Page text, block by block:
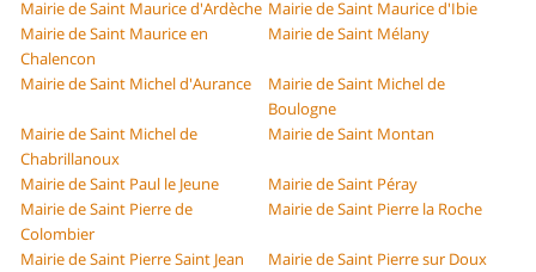
Mairie de Saint Maurice d'Ardèche Mairie de Saint Maurice d'Ibie
Mairie de Saint Maurice en
Chalencon
Mairie de Saint Mélany
Mairie de Saint Michel d'Aurance
Mairie de Saint Michel de
Boulogne
Mairie de Saint Michel de
Chabrillanoux
Mairie de Saint Montan
Mairie de Saint Paul le Jeune
Mairie de Saint Péray
Mairie de Saint Pierre de
Colombier
Mairie de Saint Pierre la Roche
Mairie de Saint Pierre Saint Jean
Mairie de Saint Pierre sur Doux